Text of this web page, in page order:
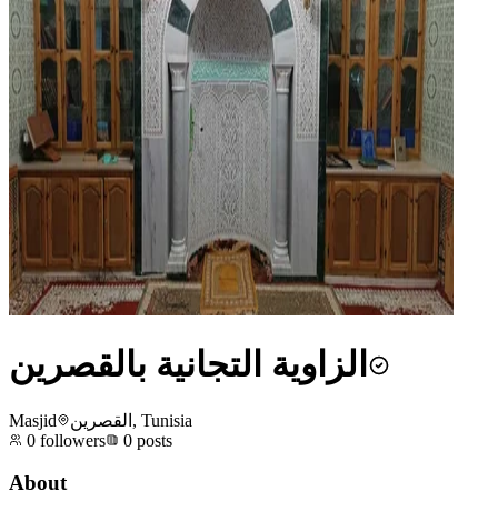
الزاوية التجانية بالقصرين
Masjid
القصرين, Tunisia
0 followers 0 posts
About